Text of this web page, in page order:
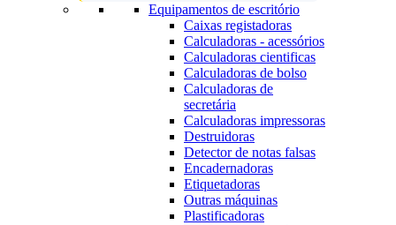
Equipamentos de escritório
Caixas registadoras
Calculadoras - acessórios
Calculadoras cientificas
Calculadoras de bolso
Calculadoras de
secretária
Calculadoras impressoras
Destruidoras
Detector de notas falsas
Encadernadoras
Etiquetadoras
Outras máquinas
Plastificadoras